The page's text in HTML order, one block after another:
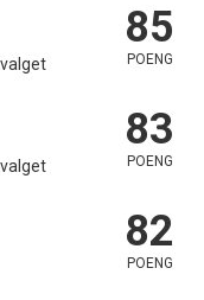
85
POENG
83
POENG
82
POENG